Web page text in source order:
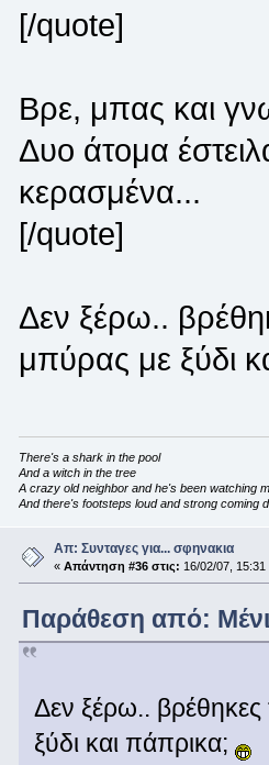
[/quote]
Βρε, μπας και
Δυο άτομα
κερασμένα...
[/quote]
Δεν ξέρω..
μπύρας με ξύδι
There's a shark in the pool
And a witch in the tree
A crazy old neighbor and he's been watching
And there's footsteps loud and strong coming
Απ: Συνταγες για... σφηνακια
« Απάντηση #36 στις: 16/02/07, 15:31
Παράθεση από:
Δεν ξέρω.. βρέθηκες
ξύδι και πάπρικα;